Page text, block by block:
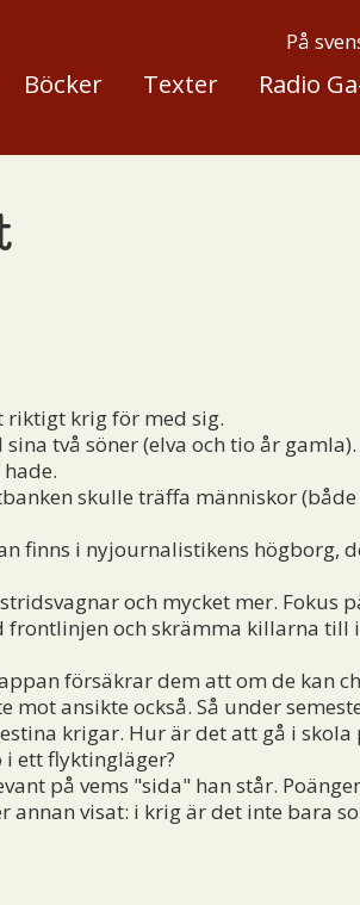
På
Böcker Texter Radio
riktigt krig för med sig.
två söner (elva och tio år
skulle träffa människor (både
finns i nyjournalistikens högborg,
och mycket mer. Fokus
och skrämma killarna till
försäkrar dem att om de kan
ansikte också. Så under
krigar. Hur är det att gå i skola
ett flyktingläger?
på vems "sida" han står.
visat: i krig är det inte bara